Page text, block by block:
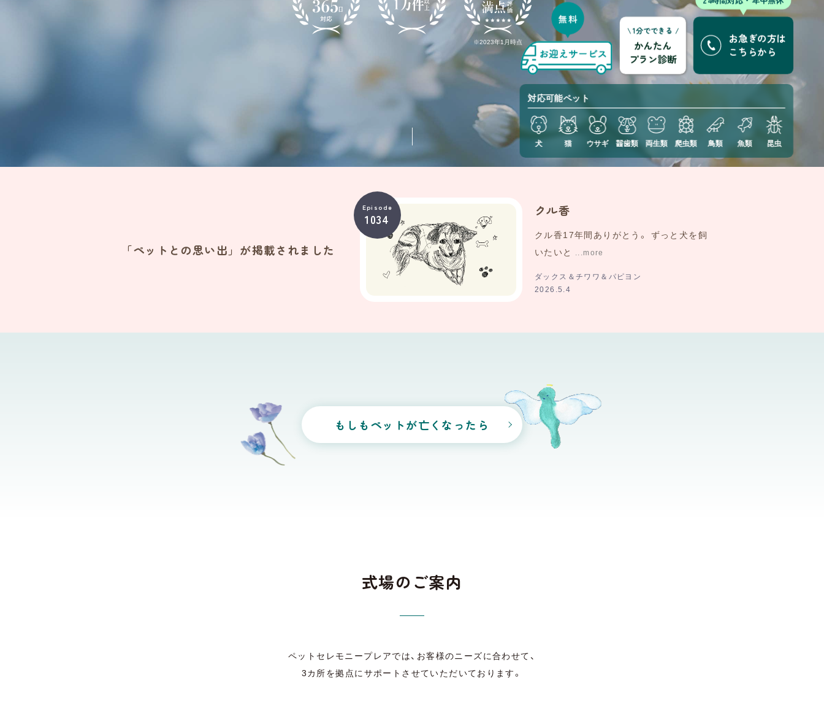
※2023年1月時点
対応可能ペット
犬 猫 ウサギ 齧歯類 両生類 爬虫類 鳥類 魚類 昆虫
\ 1分でできる /
かんたん
プラン診断
お急ぎの方は
こちらから
東京 0120-791-240
松戸 0120-700-054
千葉 0120-482-940
「ペットとの思い出」が掲載されました
Episode
1034
クル香
クル香17年間ありがとう。 ずっと犬を飼
いたいと
ダックス＆チワワ＆パピヨン
2026.5.4
Episode
1033
ティアラ
おめめクリクリかわいいティアラ 涙とま
らないけど
チワワ×トイ・プードル
2026.5.1
もしもペットが亡くなったら
式場のご案内
ペットセレモニープレアでは、 お客様のニーズに合わせて、
3カ所を拠点にサポートさせていただいております。